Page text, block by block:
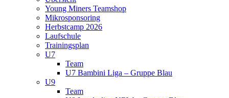
Young Miners Teamshop
Mikrosponsoring
Herbstcamp 2026
Laufschule
Trainingsplan
U7
Team
U7 Bambini Liga – Gruppe Blau
U9
Team